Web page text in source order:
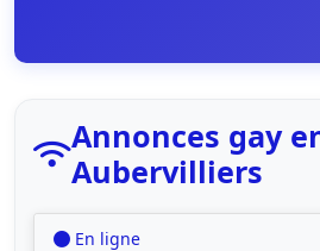
Annonces gay
Aubervilliers
En ligne